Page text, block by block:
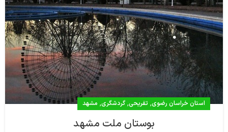
استان خراسان رضوی, تفریحی,گردشگری, مشهد
بوستان ملت مشهد